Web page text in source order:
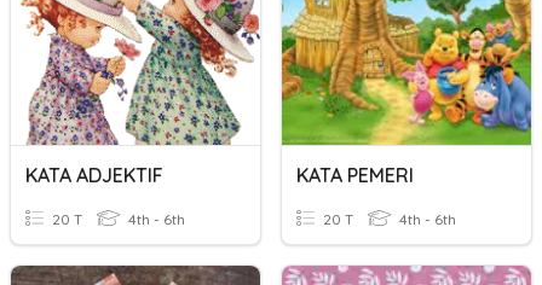
KATA ADJEKTIF
20 T 4th - 6th
KATA PEMERI
20 T 4th - 6th